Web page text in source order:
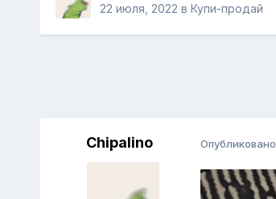
22 июля, 2022 в Купи-продай
Chipalino Опубликовано